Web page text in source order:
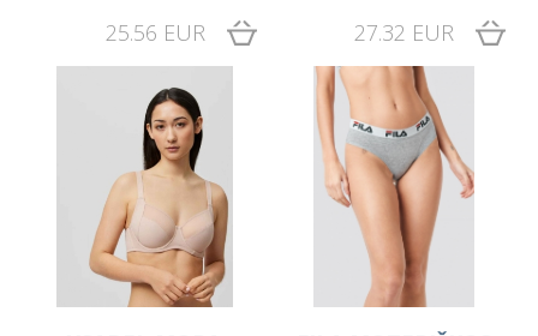
25.56 EUR
27.32 EUR